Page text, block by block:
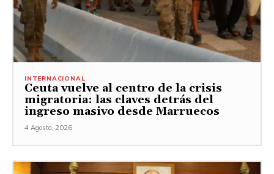
INTERNACIONAL
Ceuta vuelve al centro de la crisis
migratoria: las claves detrás del
ingreso masivo desde Marruecos
4 Agosto, 2026